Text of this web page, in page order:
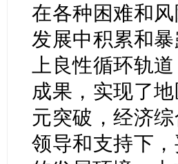
在各种困难和
发展中积累和
上良性循环轨
成果，实现了
元突破，经济
领导和支持下